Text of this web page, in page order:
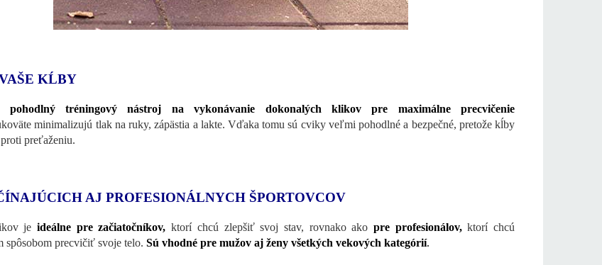
KĹBY
pohodlný tréningový nástroj na vykonávanie dokonalých klikov pre maximálne precvičenie
minimalizujú tlak na ruky, zápästia a lakte. Vďaka tomu sú cviky veľmi pohodlné a bezpečné, pretože kĺby
preťaženiu.
AJ PROFESIONÁLNYCH ŠPORTOVCOV
jeideálne pre začiatočníkov, ktorí chcú zlepšiť svoj stav, rovnako ako pre profesionálov,ktorí chcú
spôsobom precvičiť svoje telo. Sú vhodné pre mužov aj ženy všetkých vekových kategórií.